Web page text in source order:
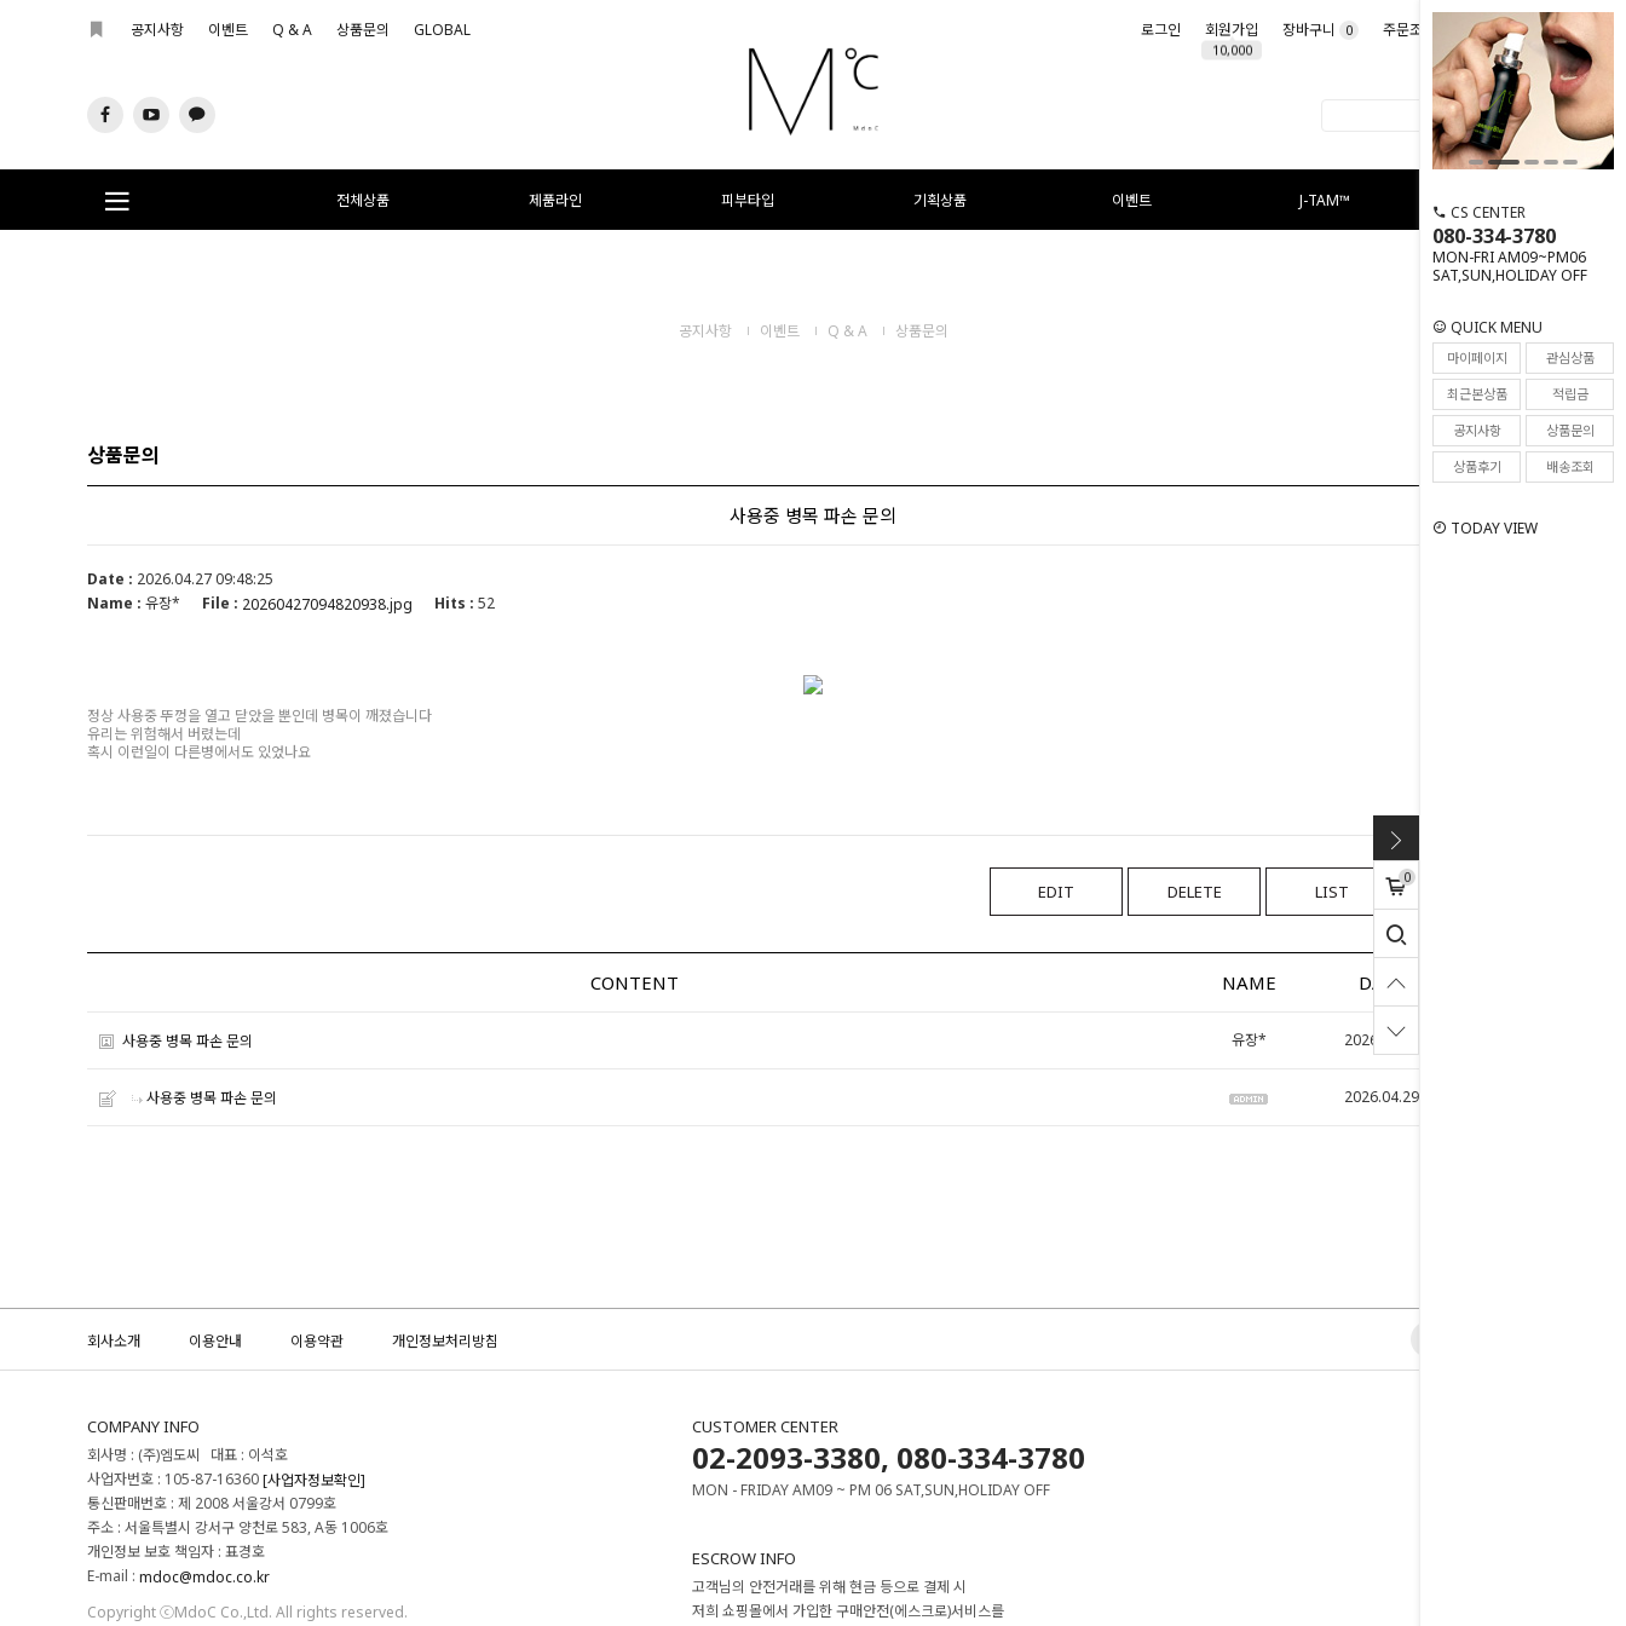
공지사항 이벤트 Q & A 상품문의 GLOBAL 로그인 회원가입
10,000
장바구니 0 주문조회 마이페이지
전체상품 제품라인 피부타입 기획상품 이벤트 J-TAM™
CS CENTER
080-334-3780
MON-FRI AM09~PM06
SAT,SUN,HOLIDAY OFF
QUICK MENU
마이페이지
관심상품
최근본상품
적립금
공지사항
상품문의
상품후기
배송조회
TODAY VIEW
0
공지사항 이벤트 Q & A 상품문의
상품문의
사용중 병목 파손 문의
Date : 2026.04.27 09:48:25
Name : 유장* File : 20260427094820938.jpg Hits : 52
정상 사용중 뚜껑을 열고 닫았을 뿐인데 병목이 깨졌습니다
유리는 위험해서 버렸는데
혹시 이런일이 다른병에서도 있었나요
EDIT DELETE LIST
CONTENT NAME DATE
사용중 병목 파손 문의 유장* 2026.04.27
사용중 병목 파손 문의 2026.04.29
회사소개 이용안내 이용약관 개인정보처리방침
COMPANY INFO
회사명 : (주)엠도씨 대표 : 이석호
사업자번호 : 105-87-16360[사업자정보확인]
통신판매번호 : 제 2008 서울강서 0799호
주소 : 서울특별시 강서구 양천로 583, A동 1006호
개인정보 보호 책임자 : 표경호
E-mail : mdoc@mdoc.co.kr
Copyright ⓒMdoC Co.,Ltd. All rights reserved.
CUSTOMER CENTER
02-2093-3380, 080-334-3780
MON - FRIDAY AM09 ~ PM 06 SAT,SUN,HOLIDAY OFF
ESCROW INFO
고객님의 안전거래를 위해 현금 등으로 결제 시
저희 쇼핑몰에서 가입한 구매안전(에스크로)서비스를